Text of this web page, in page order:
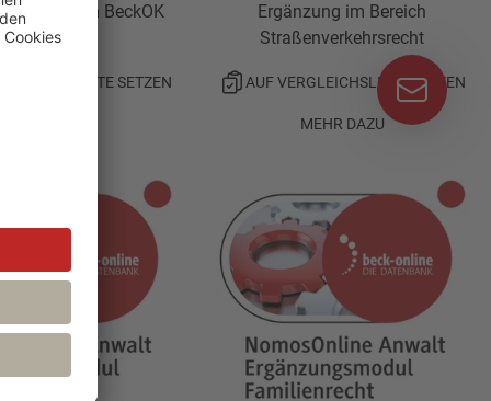
wie dem BeckOK
StGB
SETZEN
Ergänzung im Bereich
Straßenverkehrsrecht
AUF VERGLEICHSLISTE SETZEN
MEHR DAZU